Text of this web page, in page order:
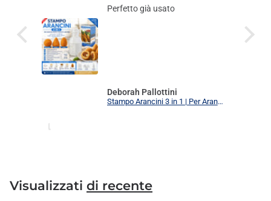
Perfetto già usato
Deborah Pallottini
Stampo Arancini 3 in 1 | Per Arancini, Supplì e Polpette Uniformi | 3 Forme Intercambiabili Food Grade + Ricettario
Visualizzati di recente